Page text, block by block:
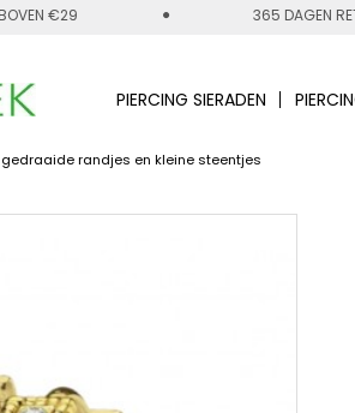
€29 365 DAGEN
PIERCING SIERADEN
randjes en kleine steentjes